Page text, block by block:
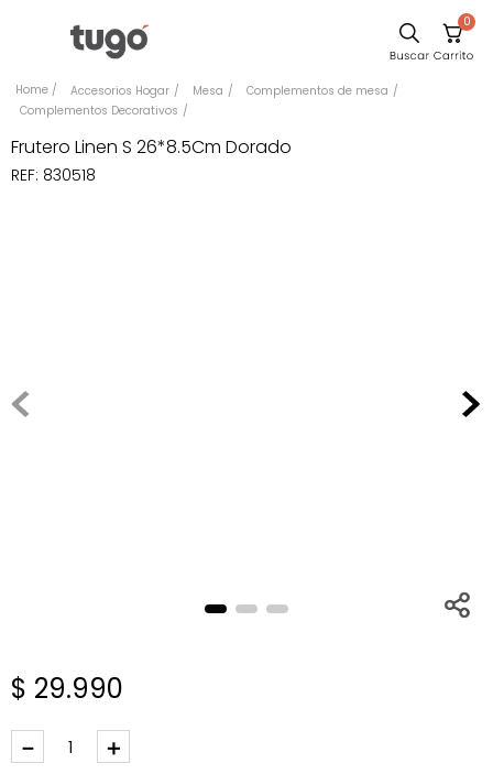
0
Accesorios Hogar Mesa
Complementos de mesa
Complementos Decorativos
Frutero Linen S 26*8.5Cm Dorado
REF: 830518
$ 29.990
＋
－
Sillas
Escritorio